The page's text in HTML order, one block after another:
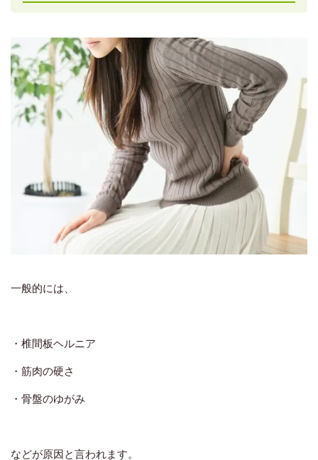
一般的には、
・椎間板ヘルニア
・筋肉の硬さ
・骨盤のゆがみ
などが原因と言われます。